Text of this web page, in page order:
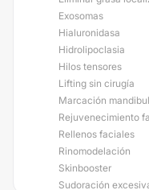
Exosomas
Hialuronidasa
Hidrolipoclasia
Hilos tensores
Lifting sin cirugía
Marcación
Rejuvenecimiento
Rellenos faciales
Rinomodelación
Skinbooster
Sudoración